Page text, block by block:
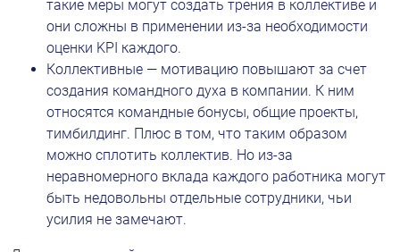
такие меры могут создать трения в коллективе и
они сложны в применении из-за необходимости
оценки KPI каждого.
Коллективные — мотивацию повышают за счет
создания командного духа в компании. К ним
относятся командные бонусы, общие проекты,
тимбилдинг. Плюс в том, что таким образом
можно сплотить коллектив. Но из-за
неравномерного вклада каждого работника могут
быть недовольны отдельные сотрудники, чьи
усилия не замечают.